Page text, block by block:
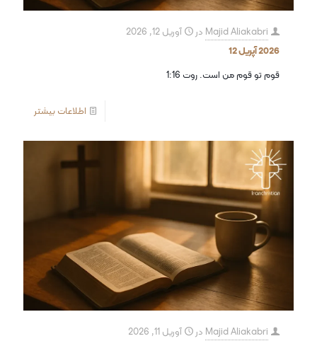
Majid Aliakabri در
آوریل 12, 2026
2026 آپریل 12
قوم تو قوم من است. روت 1:16
اطلاعات بیشتر
Majid Aliakabri در
آوریل 11, 2026